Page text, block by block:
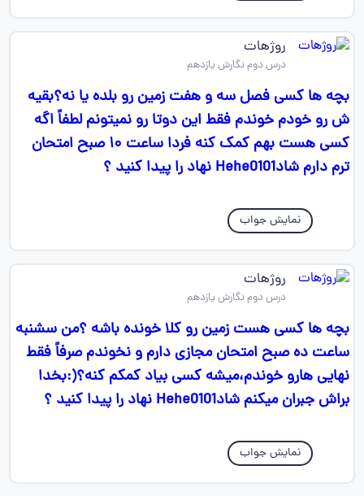
روژهات
درس دوم نگارش یازدهم
بچه ها کسی فصل سه و هفت زمین رو بلده یا نه؟بقیه
ش رو خودم خوندم فقط این دوتا رو نمیتونم لطفاً اگه
کسی هست بهم کمک کنه فردا ساعت ۱۰ صبح امتحان
ترم دارم شادHehe0101 نهاد را پیدا کنید ؟
نمایش جواب
روژهات
درس دوم نگارش یازدهم
بچه ها کسی هست زمین رو کلا خونده باشه ؟من سشنبه
ساعت ده صبح امتحان مجازی دارم و نخوندم صرفاً فقط
نهایی هارو خوندم،میشه کسی بیاد کمکم کنه؟(:بخدا
براش جبران میکنم شادHehe0101 نهاد را پیدا کنید ؟
نمایش جواب